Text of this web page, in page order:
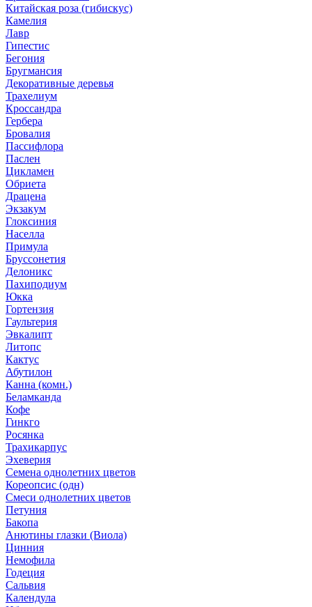
Китайская роза (гибискус)
Камелия
Лавр
Гипестис
Бегония
Бругмансия
Декоративные деревья
Трахелиум
Кроссандра
Гербера
Бровалия
Пассифлора
Паслен
Цикламен
Обриета
Драцена
Экзакум
Глоксиния
Населла
Примула
Бруссонетия
Делоникс
Пахиподиум
Юкка
Гортензия
Гаультерия
Эвкалипт
Литопс
Кактус
Абутилон
Канна (комн.)
Беламканда
Кофе
Гинкго
Росянка
Трахикарпус
Эхеверия
Семена однолетних цветов
Кореопсис (одн)
Смеси однолетних цветов
Петуния
Бакопа
Анютины глазки (Виола)
Цинния
Немофила
Годеция
Сальвия
Календула